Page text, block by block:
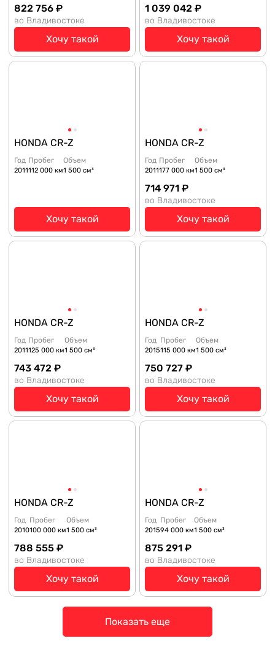
822 756 ₽
во Владивостоке
Хочу такой
1 039 042 ₽
во Владивостоке
Хочу такой
HONDA CR-Z
Год
2011
Пробег
112 000 км
Объем
1 500 см³
Хочу такой
HONDA CR-Z
Год
2011
Пробег
177 000 км
Объем
1 500 см³
714 971 ₽
во Владивостоке
Хочу такой
HONDA CR-Z
Год
2011
Пробег
125 000 км
Объем
1 500 см³
743 472 ₽
во Владивостоке
Хочу такой
HONDA CR-Z
Год
2015
Пробег
115 000 км
Объем
1 500 см³
750 727 ₽
во Владивостоке
Хочу такой
HONDA CR-Z
Год
2010
Пробег
100 000 км
Объем
1 500 см³
788 555 ₽
во Владивостоке
Хочу такой
HONDA CR-Z
Год
2015
Пробег
94 000 км
Объем
1 500 см³
875 291 ₽
во Владивостоке
Хочу такой
Показать еще